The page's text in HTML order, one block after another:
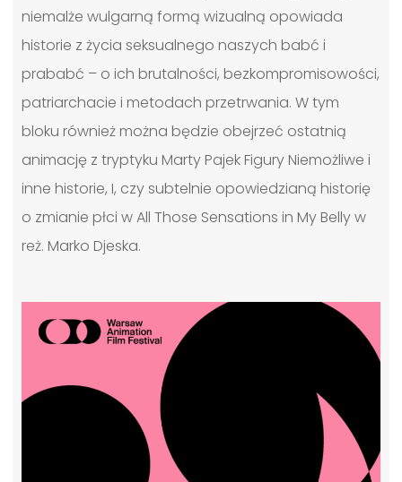
niemalże wulgarną formą wizualną opowiada
historie z życia seksualnego naszych babć i
prababć – o ich brutalności, bezkompromisowości,
patriarchacie i metodach przetrwania. W tym
bloku również można będzie obejrzeć ostatnią
animację z tryptyku Marty Pajek Figury Niemożliwe i
inne historie, I, czy subtelnie opowiedzianą historię
o zmianie płci w All Those Sensations in My Belly w
reż. Marko Djeska.